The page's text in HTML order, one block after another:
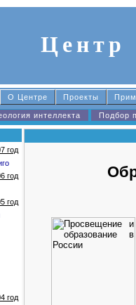
О Центре Проекты
интеллекта Подбор
год
год
год
год